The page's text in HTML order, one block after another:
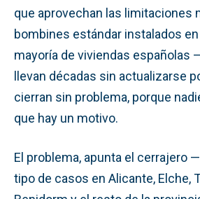
que aprovechan las limitaciones
bombines estándar instalados
mayoría de viviendas españolas
llevan décadas sin actualizarse
cierran sin problema, porque
que hay un motivo.
El problema, apunta el cerrajero
tipo de casos en Alicante, Elche,